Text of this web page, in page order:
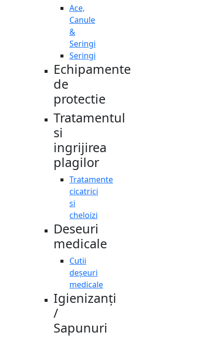
Ace,
Canule
&
Seringi
Seringi
Echipamente
de
protectie
Tratamentul
si
ingrijirea
plagilor
Tratamente
cicatrici
si
cheloizi
Deseuri
medicale
Cutii
deșeuri
medicale
Igienizanți
/
Sapunuri